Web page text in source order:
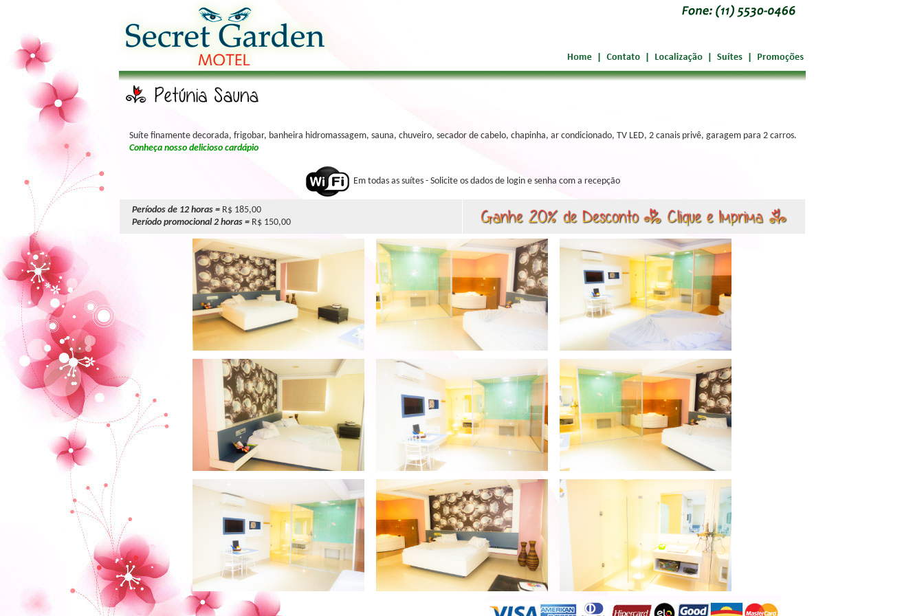
Suíte finamente decorada, frigobar, banheira hidromassagem, sauna, chuveiro, secador de cabelo, chapinha, ar condicionado, TV LED, 2 canais privê, garagem para 2 carros.
Conheça nosso delicioso cardápio
Em todas as suítes - Solicite os dados de login e senha com a recepção
Períodos de 12 horas =R$ 185,00
Período promocional 2 horas =R$ 150,00